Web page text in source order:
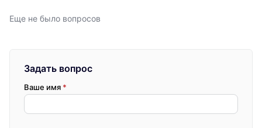
Еще не было вопросов
Задать вопрос
Ваше имя *